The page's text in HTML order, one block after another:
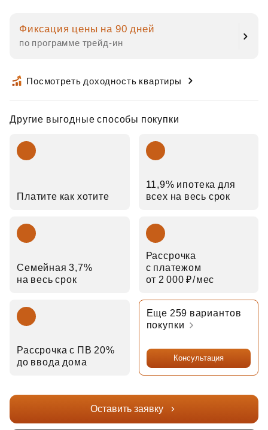
Фиксация цены на 90 дней
по программе трейд‑ин
Посмотреть доходность квартиры
Другие выгодные способы покупки
Платите как хотите
11,9% ипотека для
всех на весь срок
Семейная 3,7%
на весь срок
Рассрочка
с платежом
от 2 000 ₽⁠/⁠мес
Рассрочка с ПВ 20%
до ввода дома
Еще 259 вариантов
покупки
Консультация
Оставить заявку